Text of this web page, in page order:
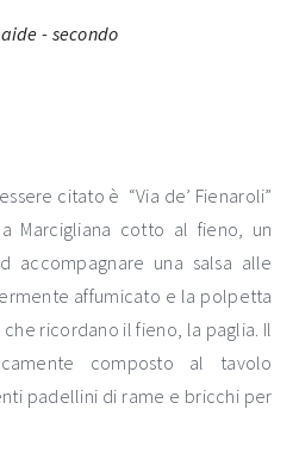
citato è “Via de’ Fienaroli”
Marcigliana cotto al fieno, un
accompagnare una salsa alle
affumicato e la polpetta
ricordano il fieno, la paglia. Il
composto al tavolo
padellini di rame e bricchi per